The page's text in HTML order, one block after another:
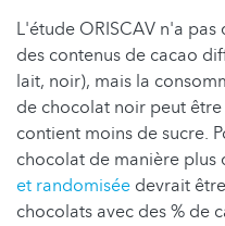
L'étude ORISCAV n'a
des contenus de cacao
lait, noir), mais la
de chocolat noir peut
contient moins de sucre.
chocolat de manière plus
et randomisée devrait
chocolats avec des % de